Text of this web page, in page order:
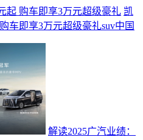
凯
车即享3万元超级豪礼suv中国
解读2025广汽业绩：